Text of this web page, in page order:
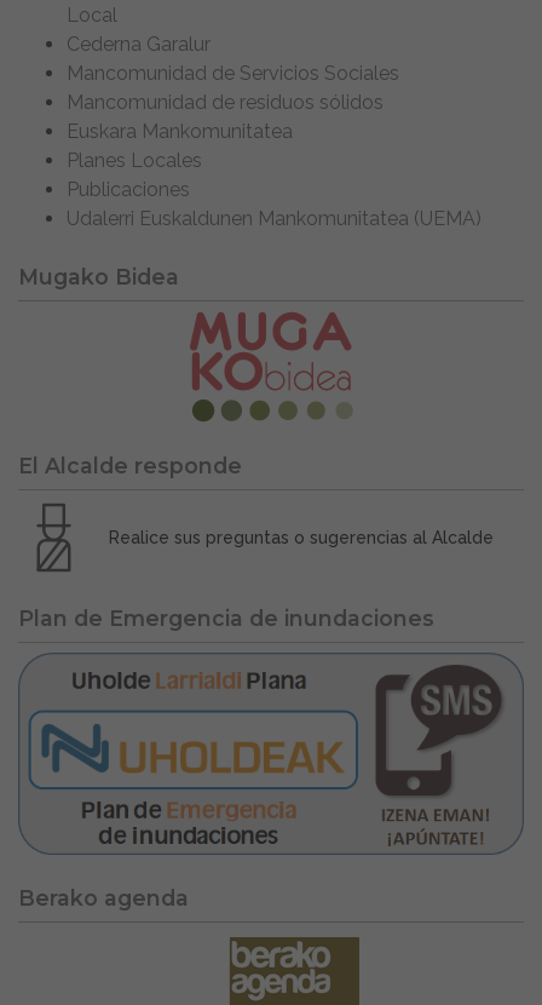
Local
Cederna Garalur
Mancomunidad de Servicios Sociales
Mancomunidad de residuos sólidos
Euskara Mankomunitatea
Planes Locales
Publicaciones
Udalerri Euskaldunen Mankomunitatea (UEMA)
Mugako Bidea
El Alcalde responde
Realice sus preguntas o sugerencias al Alcalde
Plan de Emergencia de inundaciones
Berako agenda